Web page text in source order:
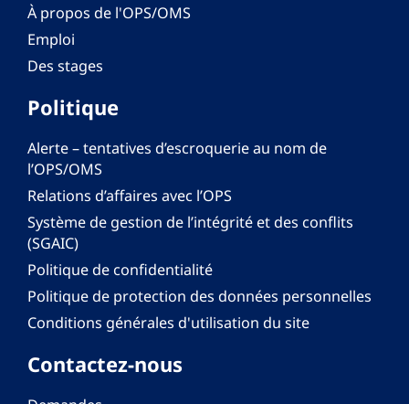
À propos de l'OPS/OMS
Emploi
Des stages
Politique
Alerte – tentatives d’escroquerie au nom de
l’OPS/OMS
Relations d’affaires avec l’OPS
Système de gestion de l’intégrité et des conflits
(SGAIC)
Politique de confidentialité
Politique de protection des données personnelles
Conditions générales d'utilisation du site
Contactez-nous